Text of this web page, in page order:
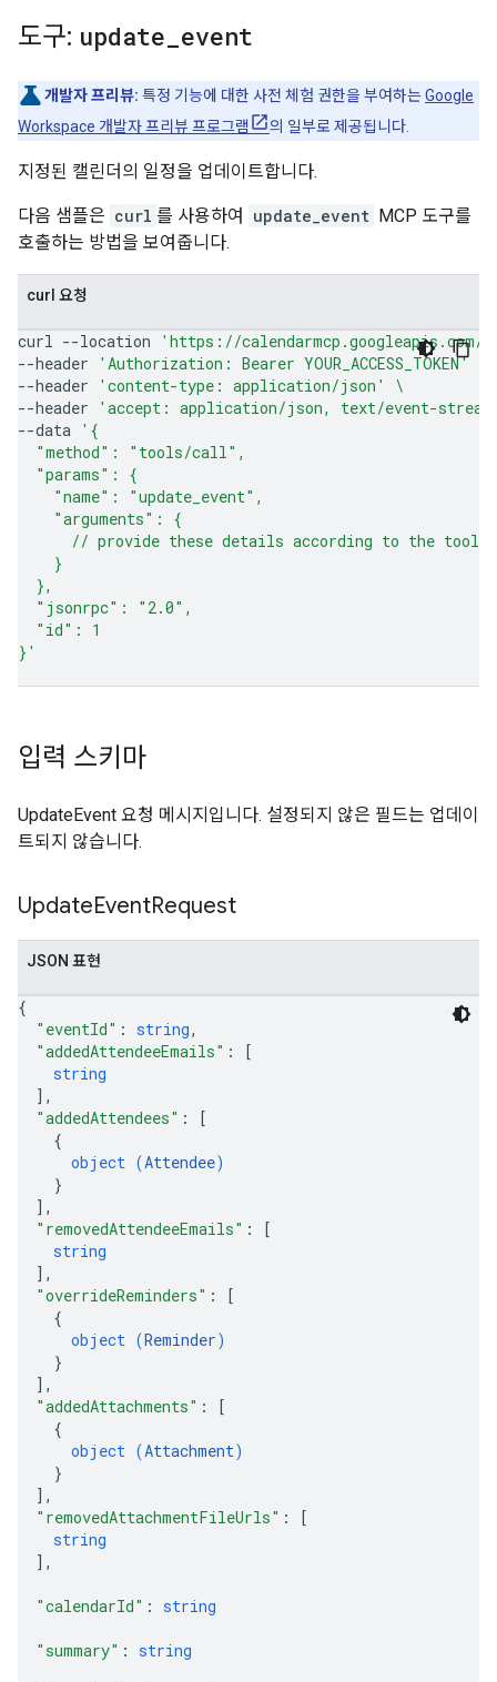
도구: update event
개발자 프리뷰: 특정 기능에 대한 사전 체험 권한을 부여하는Google
Workspace 개발자 프리뷰 프로그램
의 일부로 제공됩니다.
지정된 캘린더의 일정을 업데이트합니다.
다음 샘플은 curl 를 사용하여 update_event MCP 도구를
호출하는 방법을 보여줍니다.
curl 요청
curl --location
'https://calendarmcp.googleapis.com/
--header
'Authorization: Bearer YOUR_ACCESS_TOKEN'
--header
'content-type: application/json'
\
--header
'accept: application/json, text/event-
--data '{
  "method": "tools/call",
  "params": {
    "name": "update_event",
    "arguments": {
// provide these details according to the tool
    }
  },
  "jsonrpc": "2.0",
  "id": 1
}'
입력 스키마
UpdateEvent 요청 메시지입니다. 설정되지 않은 필드는 업데이
트되지 않습니다.
UpdateEventRequest
JSON 표현
{
"eventId" : string,
"addedAttendeeEmails" :
[
string
] ,
"addedAttendees" :
[
{
object (Attendee)
}
] ,
"removedAttendeeEmails" :
[
string
] ,
"overrideReminders" :
[
{
object (Reminder)
}
] ,
"addedAttachments" :
[
{
object (Attachment)
}
] ,
"removedAttachmentFileUrls" :
[
string
] ,
"calendarId" : string
"summary" : string